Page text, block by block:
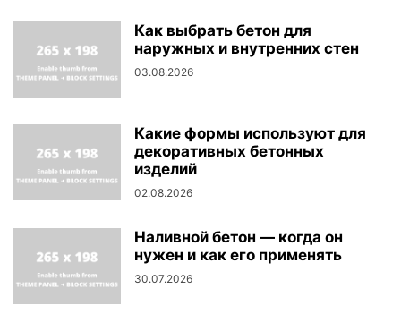
Как выбрать бетон для
наружных и внутренних стен
03.08.2026
Какие формы используют для
декоративных бетонных
изделий
02.08.2026
Наливной бетон — когда он
нужен и как его применять
30.07.2026